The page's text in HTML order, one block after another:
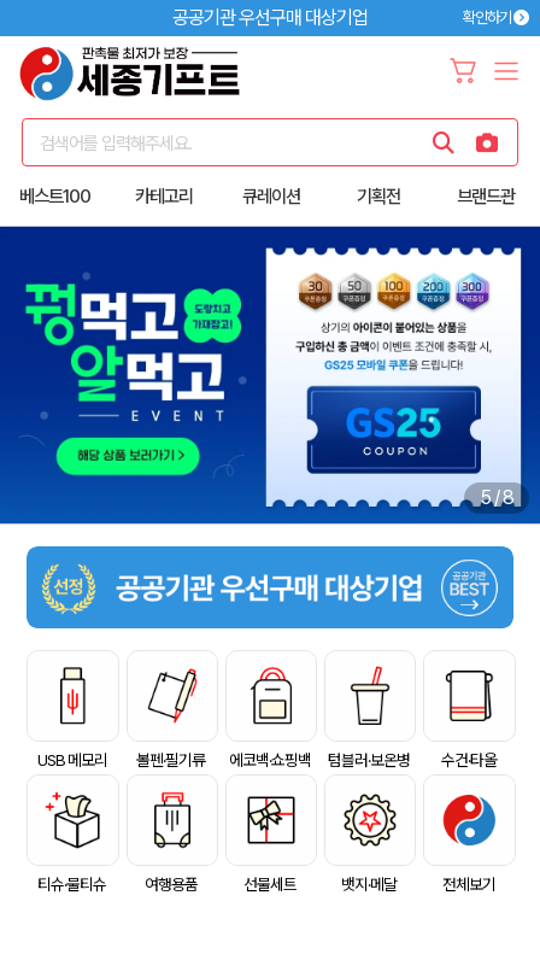
공공기관 우선구매 대상기업 확인하기
검색어를 입력해주세요.
베스트100 카테고리 큐레이션 기획전 브랜드관
5/8
USB 메모리 볼펜·필기류 에코백·쇼핑백 텀블러·보온병 수건·타올
티슈·물티슈 여행용품 선물세트 뱃지·메달 전체보기